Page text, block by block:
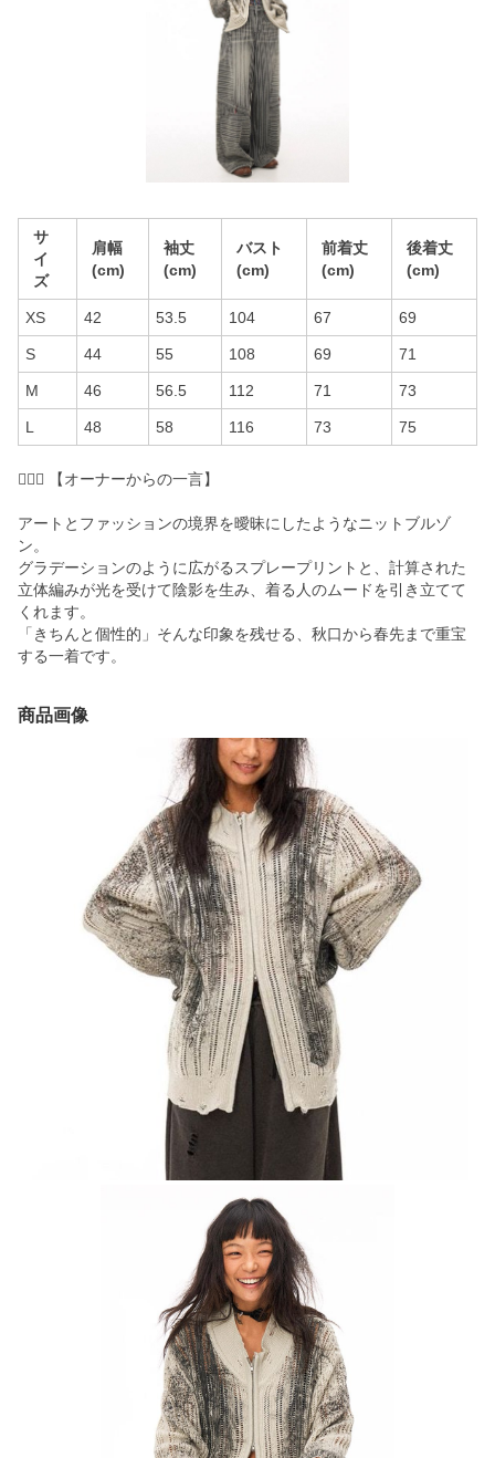
サ
イ
ズ
肩幅
(cm)
袖丈
(cm)
バスト
(cm)
前着丈
(cm)
後着丈
(cm)
XS 42 53.5 104 67 69
S 44 55 108 69 71
M 46 56.5 112 71 73
L 48 58 116 73 75
💁🏽‍♀️ 【オーナーからの一言】
アートとファッションの境界を曖昧にしたようなニットブルゾ
ン。
グラデーションのように広がるスプレープリントと、計算された
立体編みが光を受けて陰影を生み、着る人のムードを引き立てて
くれます。
「きちんと個性的」そんな印象を残せる、秋口から春先まで重宝
する一着です。
商品画像